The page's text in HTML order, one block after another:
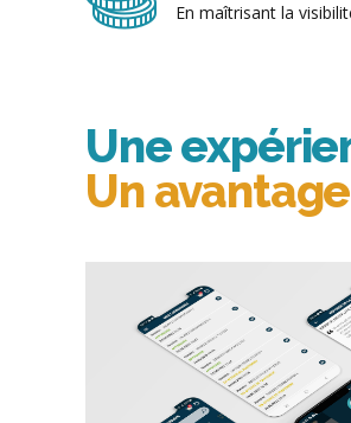
En maîtrisant la
Une
Un